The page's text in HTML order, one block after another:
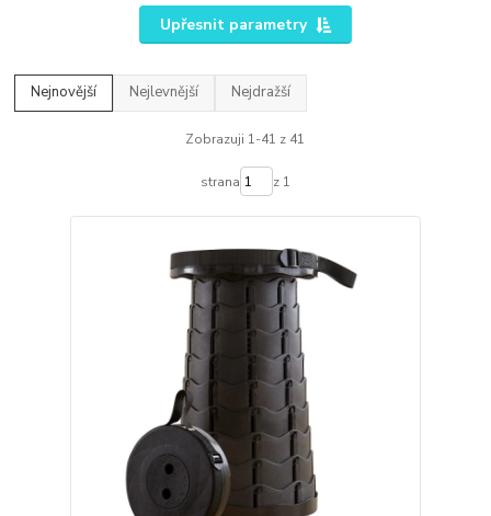
Upřesnit parametry
Nejnovější Nejlevnější Nejdražší
Zobrazuji 1-41 z 41
strana z 1